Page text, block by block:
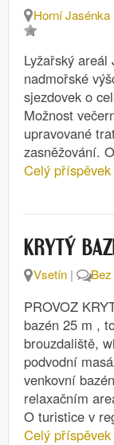
Horní Jasénka
Lyžařský areál
nadmořské
sjezdovek o
Možnost
upravované
zasněžování.
Celý příspěvek
KRYTÝ
Vsetín |
PROVOZ
bazén 25 m ,
brouzdaliště,
podvodní
venkovní
relaxačním
O turistice v
Celý příspěvek